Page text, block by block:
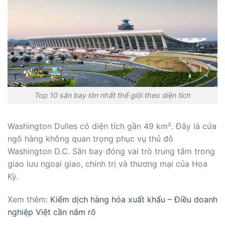
Top 10 sân bay lớn nhất thế giới theo diện tích
Washington Dulles có diện tích gần 49 km². Đây là cửa
ngõ hàng không quan trọng phục vụ thủ đô
Washington D.C. Sân bay đóng vai trò trung tâm trong
giao lưu ngoại giao, chính trị và thương mại của Hoa
Kỳ.
Xem thêm: Kiểm dịch hàng hóa xuất khẩu – Điều doanh
nghiệp Việt cần nắm rõ